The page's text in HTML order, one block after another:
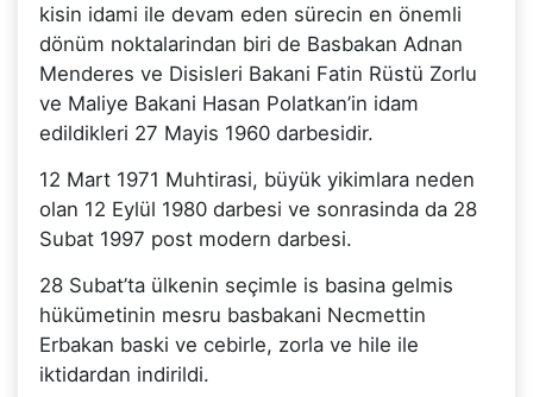
kisin idami ile devam eden sürecin en önemli
dönüm noktalarindan biri de Basbakan Adnan
Menderes ve Disisleri Bakani Fatin Rüstü Zorlu
ve Maliye Bakani Hasan Polatkan’in idam
edildikleri 27 Mayis 1960 darbesidir.
12 Mart 1971 Muhtirasi, büyük yikimlara neden
olan 12 Eylül 1980 darbesi ve sonrasinda da 28
Subat 1997 post modern darbesi.
28 Subat’ta ülkenin seçimle is basina gelmis
hükümetinin mesru basbakani Necmettin
Erbakan baski ve cebirle, zorla ve hile ile
iktidardan indirildi.